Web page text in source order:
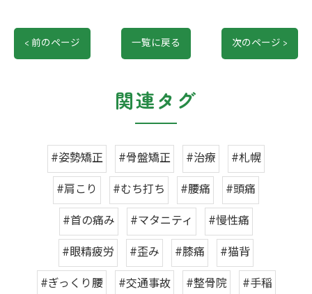
< 前のページ 一覧に戻る 次のページ >
関連タグ
#姿勢矯正 #骨盤矯正 #治療
#札幌
#肩こり
#むち打ち #腰痛
#頭痛
#首の痛み
#マタニティ
#慢性痛
#眼精疲労
#歪み #膝痛
#猫背
#ぎっくり腰
#交通事故 #整骨院 #手稲